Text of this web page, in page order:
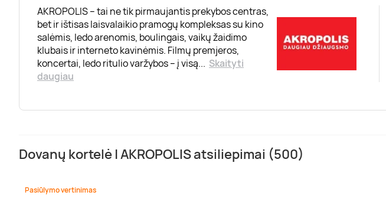
AKROPOLIS – tai ne tik pirmaujantis prekybos centras,
bet ir ištisas laisvalaikio pramogų kompleksas su kino
salėmis, ledo arenomis, boulingais, vaikų žaidimo
klubais ir interneto kavinėmis. Filmų premjeros,
koncertai, ledo ritulio varžybos – į visą... Skaityti
daugiau
Dovanų kortelė | AKROPOLIS atsiliepimai (500)
Pasiūlymo vertinimas